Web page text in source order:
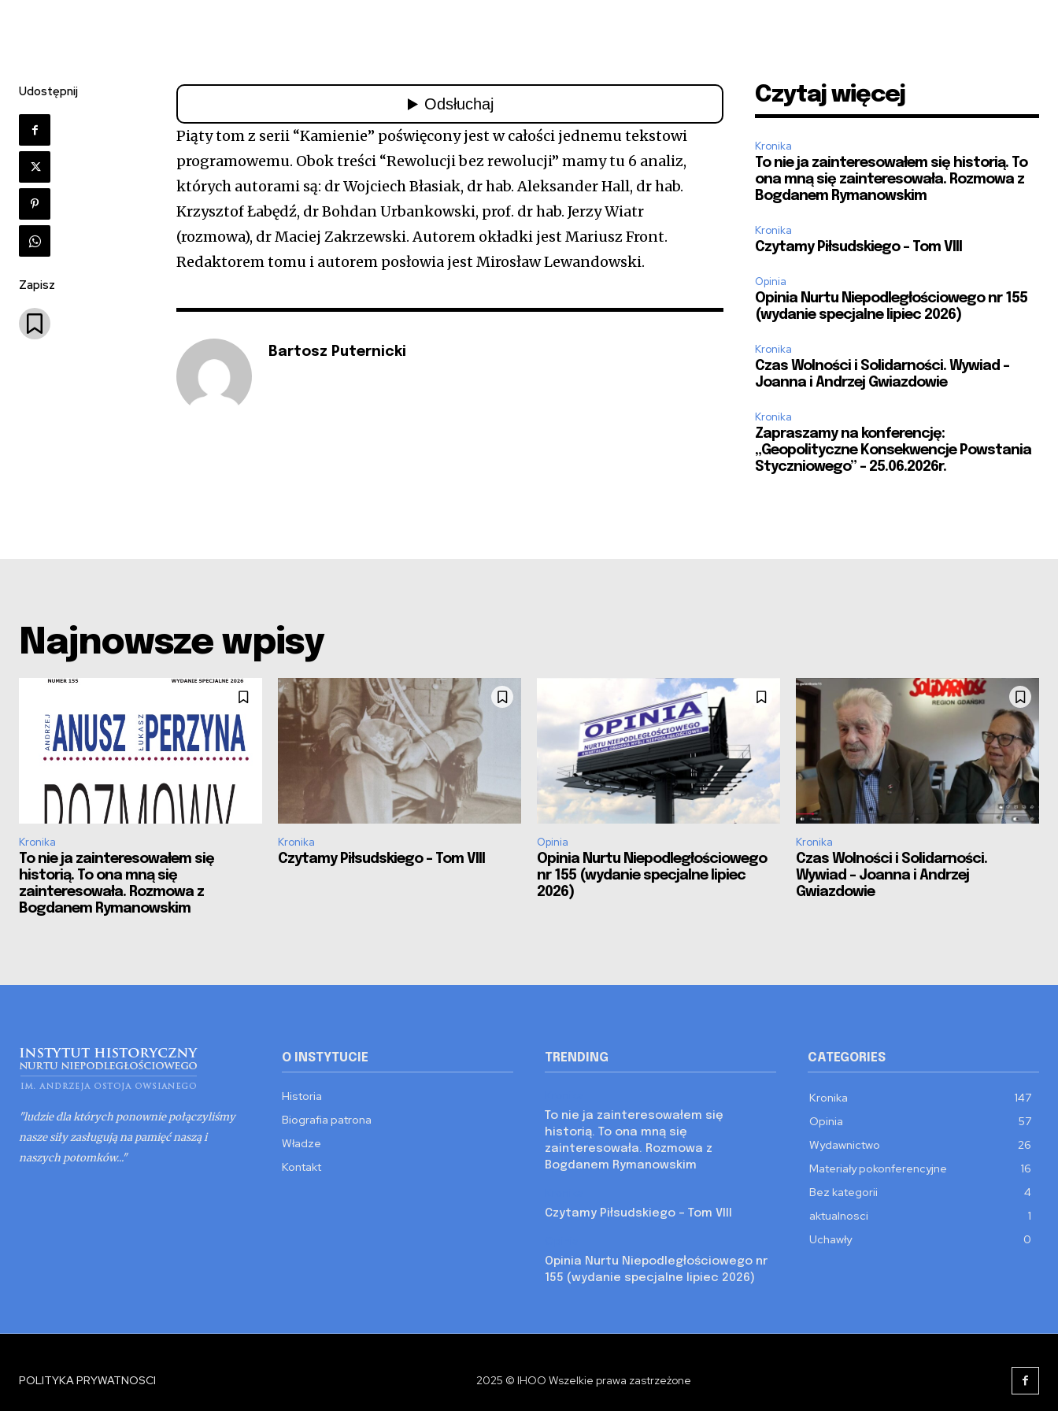
Udostępnij
Zapisz
Piąty tom z serii “Kamienie” poświęcony jest w całości jednemu tekstowi
programowemu. Obok treści “Rewolucji bez rewolucji” mamy tu 6 analiz,
których autorami są: dr Wojciech Błasiak, dr hab. Aleksander Hall, dr hab.
Krzysztof Łabędź, dr Bohdan Urbankowski, prof. dr hab. Jerzy Wiatr
(rozmowa), dr Maciej Zakrzewski. Autorem okładki jest Mariusz Front.
Redaktorem tomu i autorem posłowia jest Mirosław Lewandowski.
Bartosz Puternicki
Czytaj więcej
Kronika
To nie ja zainteresowałem się historią. To
ona mną się zainteresowała. Rozmowa z
Bogdanem Rymanowskim
Kronika
Czytamy Piłsudskiego – Tom VIII
Opinia
Opinia Nurtu Niepodległościowego nr 155
(wydanie specjalne lipiec 2026)
Kronika
Czas Wolności i Solidarności. Wywiad –
Joanna i Andrzej Gwiazdowie
Kronika
Zapraszamy na konferencję:
„Geopolityczne Konsekwencje Powstania
Styczniowego” – 25.06.2026r.
Najnowsze wpisy
Kronika
To nie ja zainteresowałem się
historią. To ona mną się
zainteresowała. Rozmowa z
Bogdanem Rymanowskim
Kronika
Czytamy Piłsudskiego – Tom VIII
Opinia
Opinia Nurtu Niepodległościowego
nr 155 (wydanie specjalne lipiec
2026)
Kronika
Czas Wolności i Solidarności.
Wywiad – Joanna i Andrzej
Gwiazdowie
"ludzie dla których ponownie połączyliśmy
nasze siły zasługują na pamięć naszą i
naszych potomków..."
O INSTYTUCIE
Historia
Biografia patrona
Władze
Kontakt
TRENDING
To nie ja zainteresowałem się
historią. To ona mną się
zainteresowała. Rozmowa z
Bogdanem Rymanowskim
Czytamy Piłsudskiego – Tom VIII
Opinia Nurtu Niepodległościowego nr
155 (wydanie specjalne lipiec 2026)
CATEGORIES
Kronika
147
Opinia
57
Wydawnictwo
26
Materiały pokonferencyjne
16
Bez kategorii
4
aktualnosci
1
Uchawły
0
POLITYKA PRYWATNOSCI 2025 © IHOO Wszelkie prawa zastrzeżone